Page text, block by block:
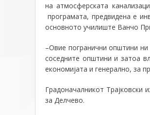
наатмосферската
програмата, предвидена е
основното училиште Ванчо
–Овие погранични општини
соседните општини и затоа
економијата и генерално, за
Градоначалникот Трајковски
за Делчево.